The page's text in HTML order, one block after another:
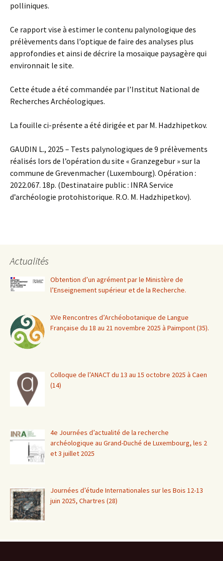
polliniques.
Ce rapport vise à estimer le contenu palynologique des
prélèvements dans l’optique de faire des analyses plus
approfondies et ainsi de décrire la mosaïque paysagère qui
environnait le site.
Cette étude a été commandée par l’Institut National de
Recherches Archéologiques.
La fouille ci-présente a été dirigée et par M. Hadzhipetkov.
GAUDIN L., 2025 – Tests palynologiques de 9 prélèvements
réalisés lors de l’opération du site « Granzegebur » sur la
commune de Grevenmacher (Luxembourg). Opération :
2022.067. 18p. (Destinataire public : INRA Service
d’archéologie protohistorique. R.O. M. Hadzhipetkov).
Actualités
Obtention d’un agrément par le Ministère de
l’Enseignement supérieur et de la Recherche.
XVe Rencontres d’Archéobotanique de Langue
Française du 18 au 21 novembre 2025 à Paimpont (35).
Colloque de l’ANACT du 13 au 15 octobre 2025 à Caen
(14)
4e Journées d’actualité de la recherche
archéologique au Grand-Duché de Luxembourg, les 2
et 3 juillet 2025
Journées d’étude Internationales sur les Bois 12-13
juin 2025, Chartres (28)